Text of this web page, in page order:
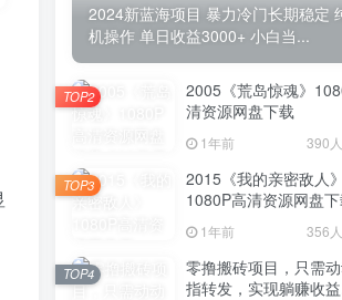
2024新蓝海项目 暴力冷门长期稳定
机操作 单日收益3000+ 小白当...
2005《荒岛惊魂》
清资源网盘下载
1年前 390
TOP2
2015《我的亲密敌人》
1080P高清资源网盘
1年前 356
TOP3
零撸搬砖项目，只需
指转发，实现躺赚收益
TOP4